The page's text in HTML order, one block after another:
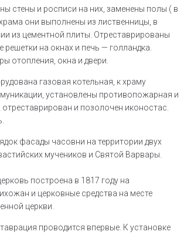
стены и росписи на них, заменены полы ( в
они выполнены из лиственницы, в
из цементной плиты. Отреставрированы
решетки на окнах и печь — голландка.
отопления, окна и двери.
газовая котельная, к храму
установлены противопожарная и
и позолочен иконостас.
фасады часовни на территории двух
мучеников и Святой Варвары.
построена в 1817 году на
и церковные средства на месте
церкви.
проводится впервые. К установке